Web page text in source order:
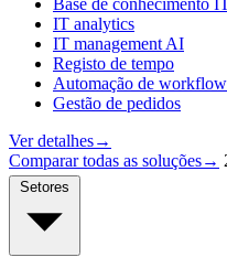
Base de conhecimento
IT analytics
IT management AI
Registo de tempo
Automação de
Gestão de pedidos
Ver detalhes→
Comparar todas as soluções→